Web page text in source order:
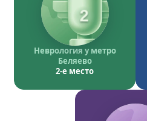
2
Неврология у метро
Беляево
2-е место